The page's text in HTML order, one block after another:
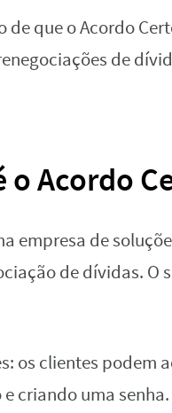
que o Acordo
de
o Acordo
empresa de
de dívidas. O
os clientes podem
criando uma senha.